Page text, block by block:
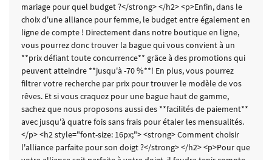
mariage pour quel budget ?</strong> </h2> <p>Enfin, dans le
choix d'une alliance pour femme, le budget entre également en
ligne de compte ! Directement dans notre boutique en ligne,
vous pourrez donc trouver la bague qui vous convient à un
**prix défiant toute concurrence** grâce à des promotions qui
peuvent atteindre **jusqu'à -70 %**! En plus, vous pourrez
filtrer votre recherche par prix pour trouver le modèle de vos
rêves. Et si vous craquez pour une bague haut de gamme,
sachez que nous proposons aussi des **facilités de paiement**
avec jusqu'à quatre fois sans frais pour étaler les mensualités.
</p> <h2 style="font-size: 16px;"> <strong> Comment choisir
l'alliance parfaite pour son doigt ?</strong> </h2> <p>Pour que